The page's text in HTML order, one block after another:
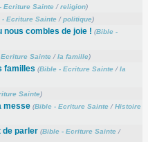
Ecriture Sainte/religion)
- Ecriture Sainte/politique)
combles de joie ! (Bible -
Sainte/la famille)
familles (Bible - Ecriture Sainte/la
Sainte)
messe (Bible - Ecriture Sainte/Histoire
de parler (Bible - Ecriture Sainte/